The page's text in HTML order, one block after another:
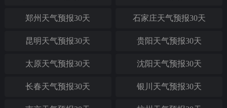
郑州天气预报30天 石家庄天气预报30天
昆明天气预报30天 贵阳天气预报30天
太原天气预报30天 沈阳天气预报30天
长春天气预报30天 银川天气预报30天